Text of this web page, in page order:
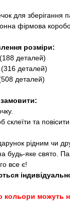
для зберігання
фірмова
розміри:
деталей)
деталей)
деталей)
склеїти та
рідним чи
будь-яке свято.
все є!
кольори можуть